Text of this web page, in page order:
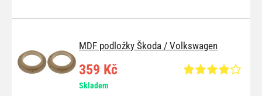
MDF podložky Škoda / Volkswagen
359 Kč
Skladem